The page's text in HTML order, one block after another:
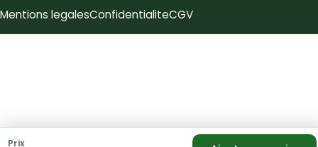
Prix
Mentions legalesConfidentialiteCGV